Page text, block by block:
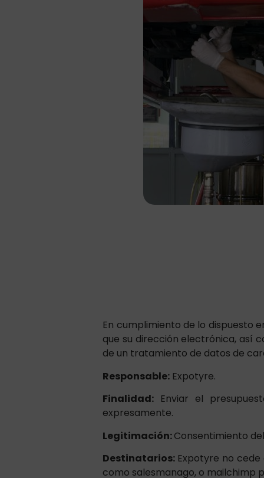
En cumplimiento de lo dispuesto
que su dirección electrónica, así
de un tratamiento de datos de
Responsable: Expotyre.
Finalidad: Enviar el
expresamente.
Legitimación:Consentimiento
Destinatarios: Expotyre no
como salesmanago, o mailchimp